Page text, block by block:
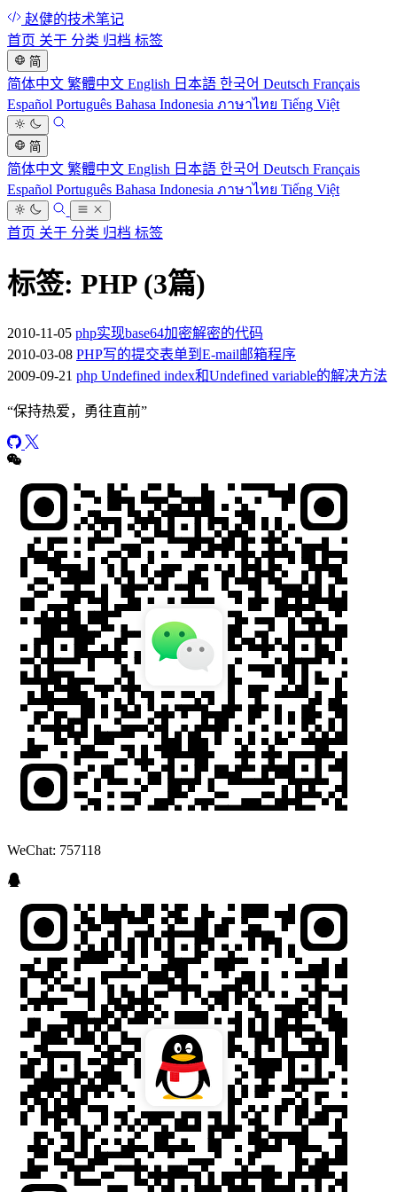
赵健的技术笔记
首页 关于 分类 归档 标签
简
简体中文 繁體中文 English 日本語 한국어 Deutsch Français
Español Português Bahasa Indonesia ภาษาไทย Tiếng Việt
简
简体中文 繁體中文 English 日本語 한국어 Deutsch Français
Español Português Bahasa Indonesia ภาษาไทย Tiếng Việt
首页 关于 分类 归档 标签
标签: PHP (3篇)
2010-11-05 php实现base64加密解密的代码
2010-03-08 PHP写的提交表单到E-mail邮箱程序
2009-09-21 php Undefined index和Undefined variable的解决方法
“保持热爱，勇往直前”
WeChat: 757118